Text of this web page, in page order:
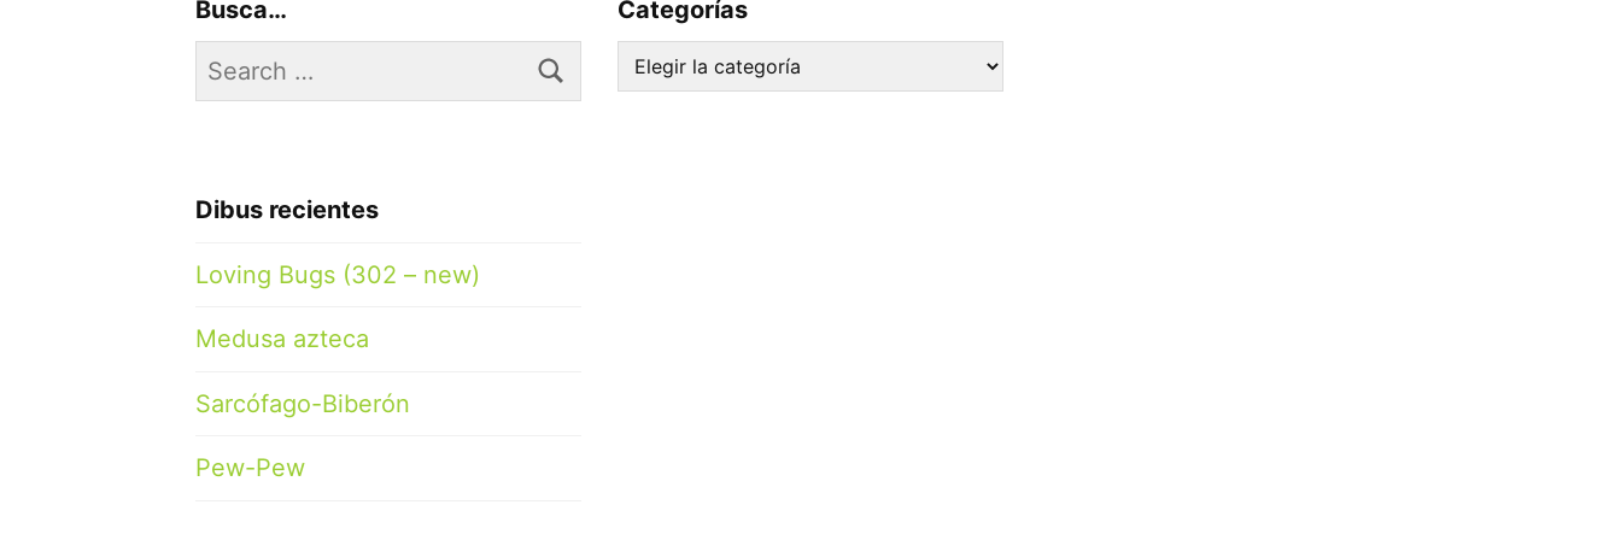
Busca…
Search
for:
Dibus recientes
Loving Bugs (302 – new)
Medusa azteca
Sarcófago-Biberón
Pew-Pew
Categorías
Categorías